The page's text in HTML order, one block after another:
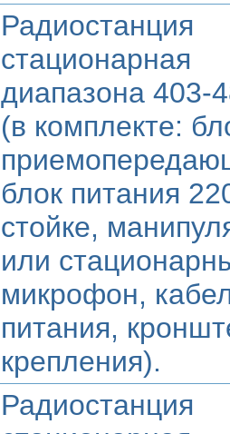
Радиостанция
стационарная
диапазона 403-
(в комплекте:
блок питания
стойке,
или
микрофон,
питания,
крепления).
Радиостанция